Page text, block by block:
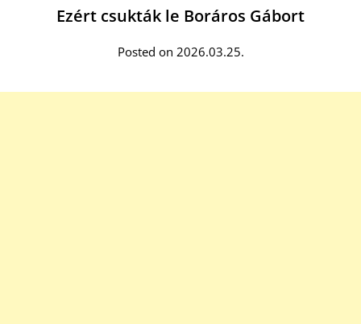
Ezért csukták le Boráros Gábort
Posted on 2026.03.25.